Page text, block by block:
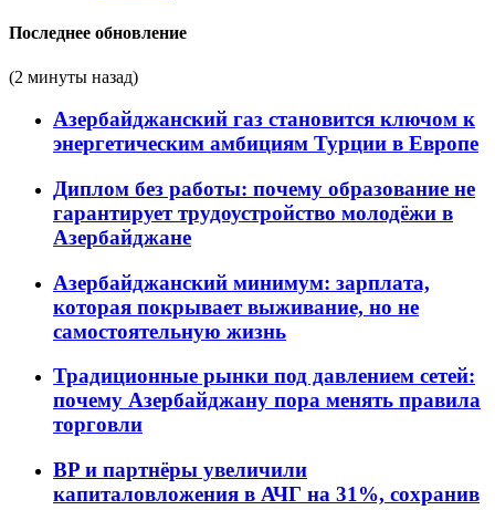
Последнее обновление
(2 минуты назад)
Азербайджанский газ становится ключом к
энергетическим амбициям Турции в Европе
Диплом без работы: почему образование не
гарантирует трудоустройство молодёжи в
Азербайджане
Азербайджанский минимум: зарплата,
которая покрывает выживание, но не
самостоятельную жизнь
Традиционные рынки под давлением сетей:
почему Азербайджану пора менять правила
торговли
BP и партнёры увеличили
капиталовложения в АЧГ на 31%, сохранив